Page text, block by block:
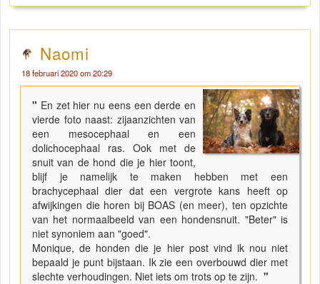
Naomi
18 februari 2020 om 20:29
" En zet hier nu eens een derde en
vierde foto naast: zijaanzichten van
een mesocephaal en een
dolichocephaal ras. Ook met de
snuit van de hond die je hier toont,
blijf je namelijk te maken hebben met een
brachycephaal dier dat een vergrote kans heeft op
afwijkingen die horen bij BOAS (en meer), ten opzichte
van het normaalbeeld van een hondensnuit. "Beter" is
niet synoniem aan "goed".
Monique, de honden die je hier post vind ik nou niet
bepaald je punt bijstaan. Ik zie een overbouwd dier met
slechte verhoudingen. Niet iets om trots op te zijn. "